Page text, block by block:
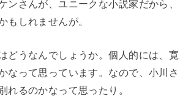
ンさんが、ユニークな小説家だから、
もしれませんが。
どうなんでしょうか。個人的には、寛
なって思っています。なので、小川さ
れるのかなって思ったり。